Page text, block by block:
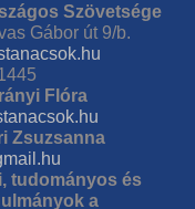
Szövetsége
Gábor út 9/b.
Flóra
Zsuzsanna
tudományos és
a